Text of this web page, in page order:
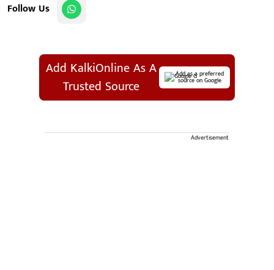
Follow Us
Add KalkiOnline As A
Trusted Source
Add as a preferred
source on Google
Advertisement